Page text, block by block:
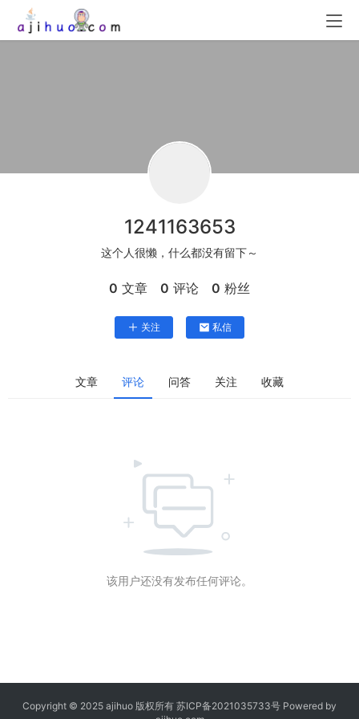
1241163653
这个人很懒，什么都没有留下～
0 文章 0 评论 0 粉丝
关注 私信
文章 评论 问答 关注 收藏
该用户还没有发布任何评论。
Copyright © 2025 ajihuo 版权所有 苏ICP备2021035733号 Powered by